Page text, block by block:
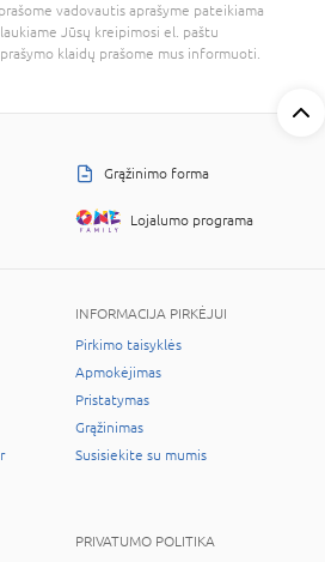
vadovautis aprašyme pateikiama
Jūsų kreipimosi el. paštu
klaidų prašome mus informuoti.
Grąžinimo forma
Lojalumo programa
INFORMACIJA PIRKĖJUI
Pirkimo taisyklės
Apmokėjimas
Pristatymas
Grąžinimas
Susisiekite su mumis
PRIVATUMO POLITIKA